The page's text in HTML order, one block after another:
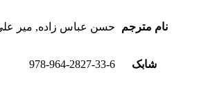
نام مترجم حسن عباس زاده, میر
شابک 978-964-2827-33-6